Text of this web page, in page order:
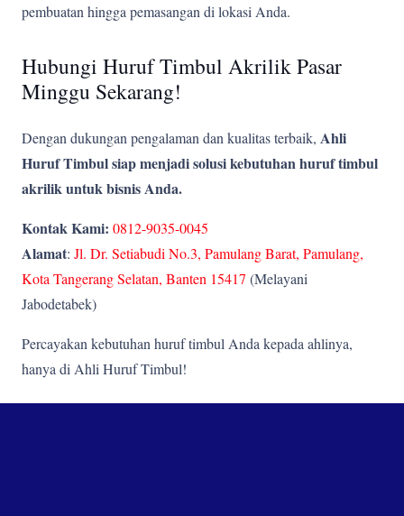
pembuatan hingga pemasangan di lokasi Anda.
Hubungi Huruf Timbul Akrilik Pasar
Minggu Sekarang!
Dengan dukungan pengalaman dan kualitas terbaik, Ahli
Huruf Timbul siap menjadi solusi kebutuhan huruf timbul
akrilik untuk bisnis Anda.
Kontak Kami: 0812-9035-0045
Alamat: Jl. Dr. Setiabudi No.3, Pamulang Barat, Pamulang,
Kota Tangerang Selatan, Banten 15417 (Melayani
Jabodetabek)
Percayakan kebutuhan huruf timbul Anda kepada ahlinya,
hanya di Ahli Huruf Timbul!